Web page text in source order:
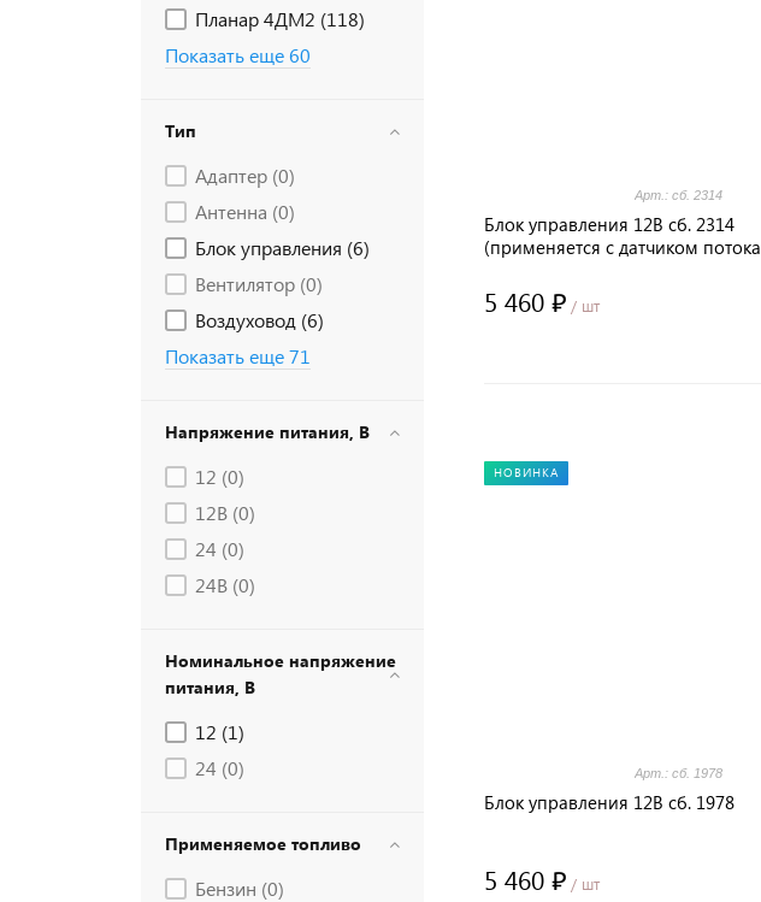
Планар 4ДМ2 (118)
Показать еще 60
Тип
Адаптер (0)
Антенна (0)
Блок управления (6)
Вентилятор (0)
Воздуховод (6)
Показать еще 71
Напряжение питания, В
12 (0)
12В (0)
24 (0)
24В (0)
Номинальное напряжение
питания, В
12 (1)
24 (0)
Применяемое топливо
Бензин (0)
Арт.: сб. 2314
Блок управления 12В сб. 2314
(применяется с датчиком потока
5 460 ₽ / шт
НОВИНКА
Арт.: сб. 1978
Блок управления 12В сб. 1978
5 460 ₽ / шт